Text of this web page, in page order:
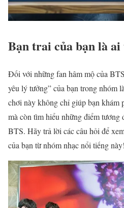
Bạn trai của bạn là
Đối với những fan hâm mộ của
yêu lý tưởng” của bạn trong nhóm
chơi này không chỉ giúp bạn khám
mà còn tìm hiểu những điểm tương
BTS. Hãy trả lời các câu hỏi để
của bạn từ nhóm nhạc nổi tiếng này!